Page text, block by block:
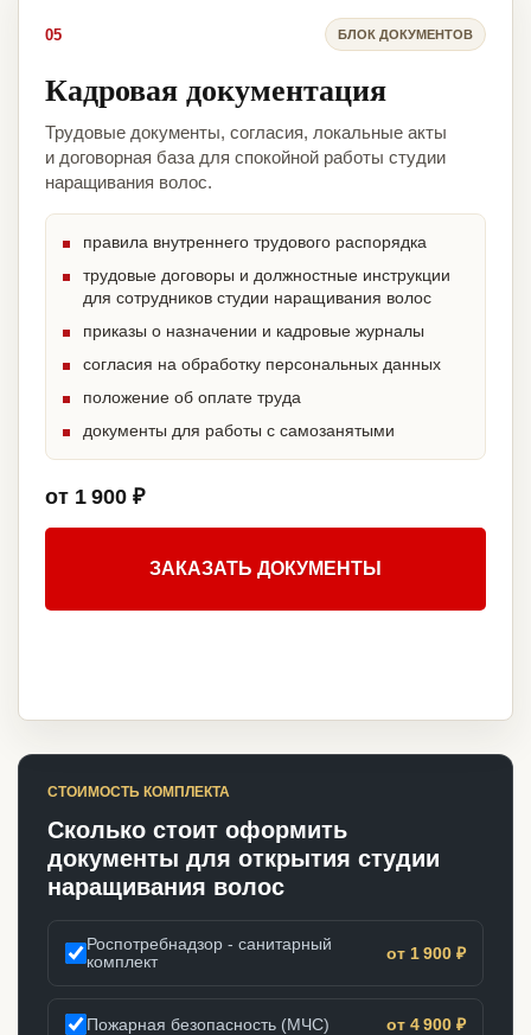
05 БЛОК ДОКУМЕНТОВ
Кадровая документация
Трудовые документы, согласия, локальные акты
и договорная база для спокойной работы студии
наращивания волос.
правила внутреннего трудового распорядка
трудовые договоры и должностные инструкции
для сотрудников студии наращивания волос
приказы о назначении и кадровые журналы
согласия на обработку персональных данных
положение об оплате труда
документы для работы с самозанятыми
от 1 900 ₽
ЗАКАЗАТЬ ДОКУМЕНТЫ
СТОИМОСТЬ КОМПЛЕКТА
Сколько стоит оформить
документы для открытия студии
наращивания волос
Роспотребнадзор - санитарный
комплект
от 1 900 ₽
Пожарная безопасность (МЧС) от 4 900 ₽